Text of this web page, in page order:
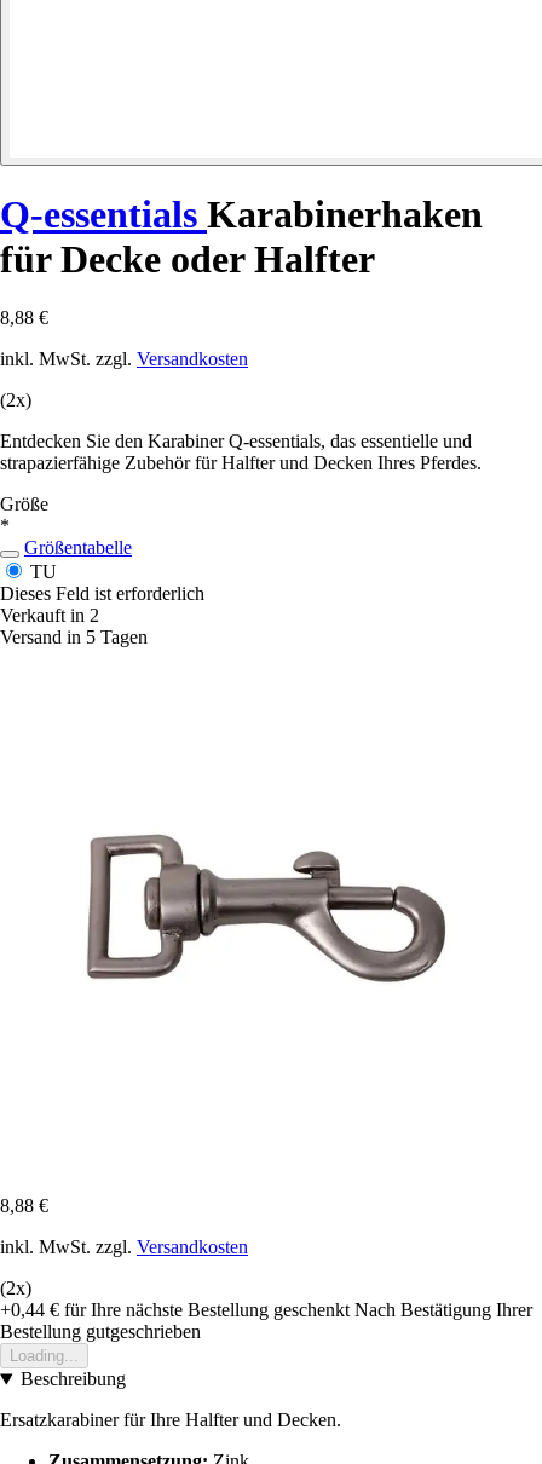
Q-essentials Karabinerhaken
für Decke oder Halfter
8,88 €
inkl. MwSt. zzgl. Versandkosten
(2x)
Entdecken Sie den Karabiner Q-essentials, das essentielle und
strapazierfähige Zubehör für Halfter und Decken Ihres Pferdes.
Größe
*
Größentabelle
TU
Dieses Feld ist erforderlich
Verkauft in 2
Versand in 5 Tagen
8,88 €
inkl. MwSt. zzgl. Versandkosten
(2x)
+0,44 € für Ihre nächste Bestellung geschenkt Nach Bestätigung Ihrer
Bestellung gutgeschrieben
Loading...
Beschreibung
Ersatzkarabiner für Ihre Halfter und Decken.